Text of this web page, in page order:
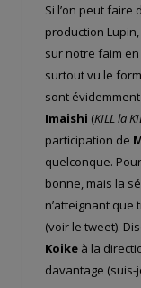
Si l’on peut faire
production
sur notre faim
surtout vu le
sont
Imaishi (KILL la
participation de
quelconque.
bonne, mais la
n’atteignant que
(voir le tweet).
Koike à la
davantage (suis-